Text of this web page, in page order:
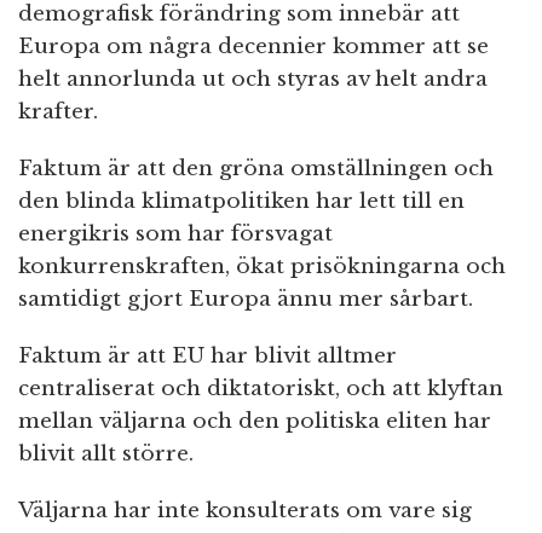
demografisk förändring som innebär att
Europa om några decennier kommer att se
helt annorlunda ut och styras av helt andra
krafter.
Faktum är att den gröna omställningen och
den blinda klimatpolitiken har lett till en
energikris som har försvagat
konkurrenskraften, ökat prisökningarna och
samtidigt gjort Europa ännu mer sårbart.
Faktum är att EU har blivit alltmer
centraliserat och diktatoriskt, och att klyftan
mellan väljarna och den politiska eliten har
blivit allt större.
Väljarna har inte konsulterats om vare sig